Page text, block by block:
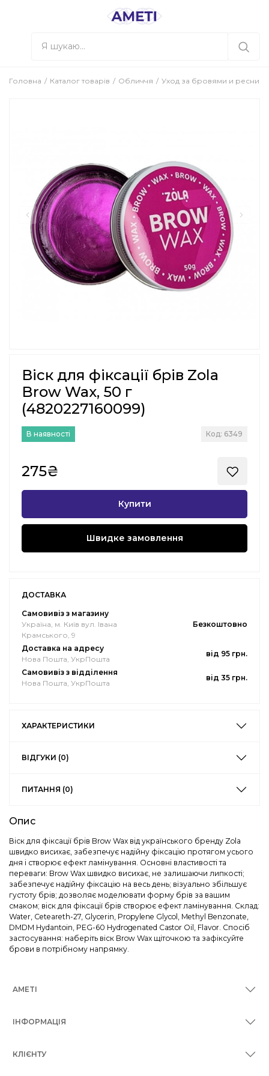
Головна Каталог товарів Обличчя Уход за бровями и
Віск для фіксації брів Zola
Brow Wax, 50 г
(4820227160099)
В наявності Код: 6349
275₴
Купити
Швидке замовлення
ДОСТАВКА
Самовивіз з магазину
Україна, м. Київ вул. Івана
Крамського, 9
Безкоштовно
Доставка на адресу
Нова Пошта, УкрПошта
від 95 грн.
Самовивіз з відділення
Нова Пошта, УкрПошта
від 35 грн.
ХАРАКТЕРИСТИКИ
ВІДГУКИ (0)
ПИТАННЯ (0)
Опис
Віск для фіксації брів Brow Wax від українського бренду Zola
швидко висихає, забезпечує надійну фіксацію протягом усього
дня і створює ефект ламінування. Основні властивості та
переваги: Brow Wax швидко висихає, не залишаючи липкості;
забезпечує надійну фіксацію на весь день; візуально збільшує
густоту брів; дозволяє моделювати форму брів за вашим
смаком; віск для фіксації брів створює ефект ламінування. Склад:
Water, Ceteareth-27, Glycerin, Propylene Glycol, Methyl Benzonate,
DMDM Hydantoin, PEG-60 Hydrogenated Castor Oil, Flavor. Спосіб
застосування: наберіть віск Brow Wax щіточкою та зафіксуйте
брови в потрібному напрямку.
AMETI
ІНФОРМАЦІЯ
КЛІЄНТУ